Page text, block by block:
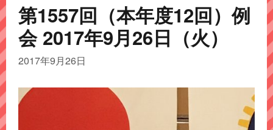
第1557回（本年度12回）例
会 2017年9月26日（火）
2017年9月26日